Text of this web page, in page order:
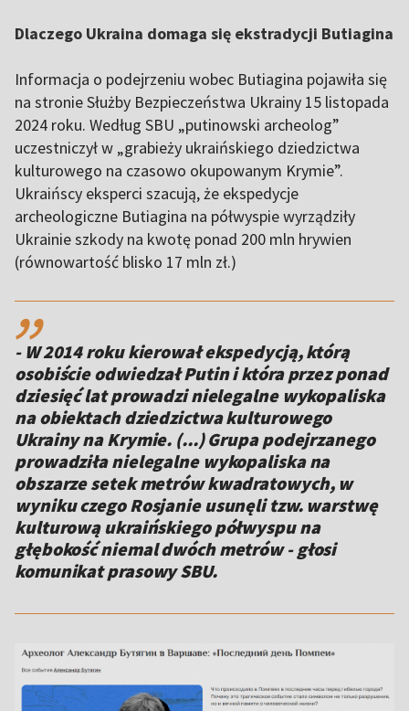
Dlaczego Ukraina domaga się ekstradycji Butiagina
Informacja o podejrzeniu wobec Butiagina pojawiła się
na stronie Służby Bezpieczeństwa Ukrainy 15 listopada
2024 roku. Według SBU „putinowski archeolog”
uczestniczył w „grabieży ukraińskiego dziedzictwa
kulturowego na czasowo okupowanym Krymie”.
Ukraińscy eksperci szacują, że ekspedycje
archeologiczne Butiagina na półwyspie wyrządziły
Ukrainie szkody na kwotę ponad 200 mln hrywien
(równowartość blisko 17 mln zł.)
,,
- W 2014 roku kierował ekspedycją, którą
osobiście odwiedzał Putin i która przez ponad
dziesięć lat prowadzi nielegalne wykopaliska
na obiektach dziedzictwa kulturowego
Ukrainy na Krymie. (...) Grupa podejrzanego
prowadziła nielegalne wykopaliska na
obszarze setek metrów kwadratowych, w
wyniku czego Rosjanie usunęli tzw. warstwę
kulturową ukraińskiego półwyspu na
głębokość niemal dwóch metrów - głosi
komunikat prasowy SBU.